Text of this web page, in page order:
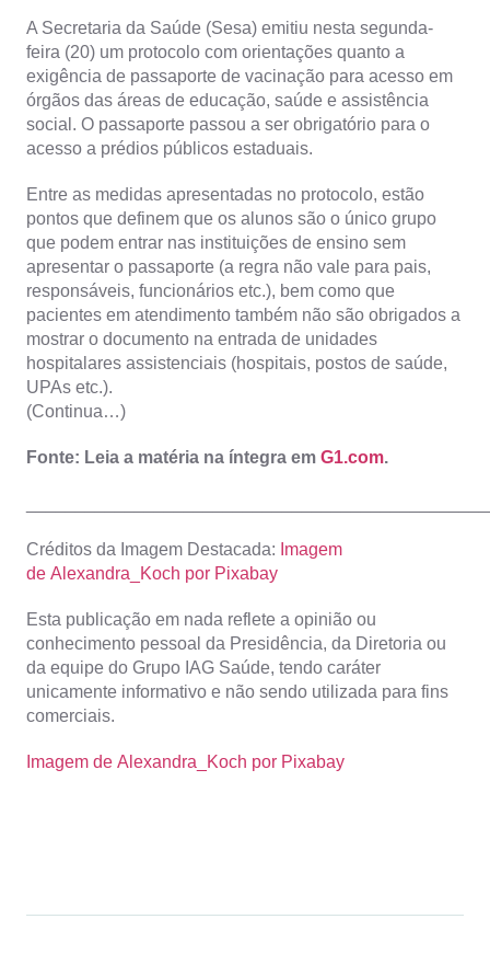
A Secretaria da Saúde (Sesa) emitiu nesta segunda-
feira (20) um protocolo com orientações quanto a
exigência de passaporte de vacinação para acesso em
órgãos das áreas de educação, saúde e assistência
social. O passaporte passou a ser obrigatório para o
acesso a prédios públicos estaduais.
Entre as medidas apresentadas no protocolo, estão
pontos que definem que os alunos são o único grupo
que podem entrar nas instituições de ensino sem
apresentar o passaporte (a regra não vale para pais,
responsáveis, funcionários etc.), bem como que
pacientes em atendimento também não são obrigados a
mostrar o documento na entrada de unidades
hospitalares assistenciais (hospitais, postos de saúde,
UPAs etc.).
(Continua…)
Fonte: Leia a matéria na íntegra em G1.com.
Créditos da Imagem Destacada: Imagem
de Alexandra_Koch por Pixabay
Esta publicação em nada reflete a opinião ou
conhecimento pessoal da Presidência, da Diretoria ou
da equipe do Grupo IAG Saúde, tendo caráter
unicamente informativo e não sendo utilizada para fins
comerciais.
Imagem de Alexandra_Koch por Pixabay